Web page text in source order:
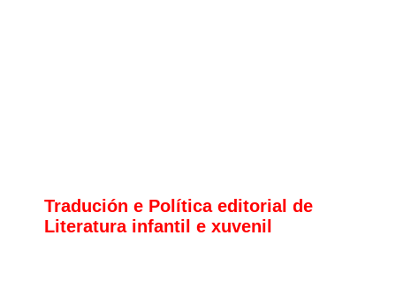
Tradución e Política editorial de
Literatura infantil e xuvenil